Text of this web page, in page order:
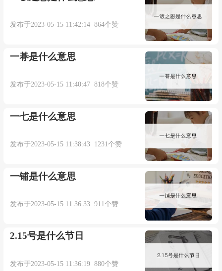
发布于2023-05-15 11:42:14 864个赞
一朞是什么意思
发布于2023-05-15 11:40:47 818个赞
一七是什么意思
发布于2023-05-15 11:38:43 1231个赞
一铺是什么意思
发布于2023-05-15 11:36:33 911个赞
2.15号是什么节日
发布于2023-05-15 11:36:19 880个赞